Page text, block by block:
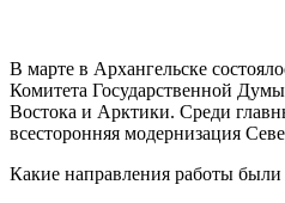
В марте в Архангельске
Комитета Государственной
Востока и Арктики. Среди
всесторонняя модернизация
Какие направления работы были